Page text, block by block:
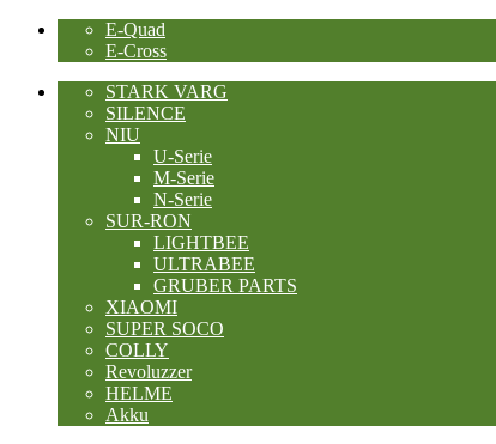
E-Quad
E-Cross
STARK VARG
SILENCE
NIU
U-Serie
M-Serie
N-Serie
SUR-RON
LIGHTBEE
ULTRABEE
GRUBER PARTS
XIAOMI
SUPER SOCO
COLLY
Revoluzzer
HELME
Akku